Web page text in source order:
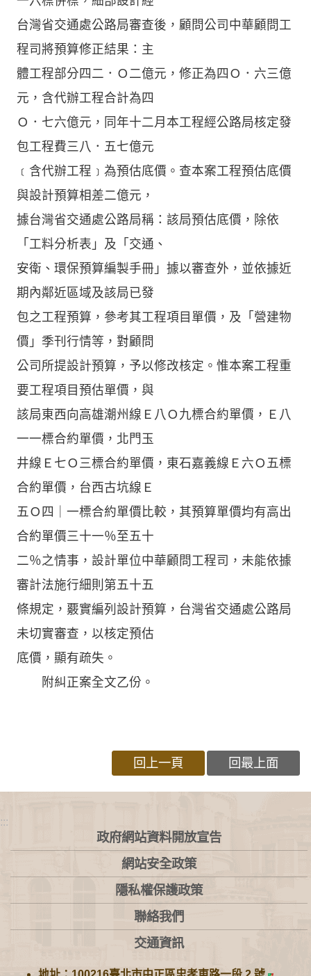
台灣省交通處公路局審查後，顧問公司中華顧問工
程司將預算修正結果：主
體工程部分四二．Ｏ二億元，修正為四Ｏ．六三億
元，含代辦工程合計為四
Ｏ．七六億元，同年十二月本工程經公路局核定發
包工程費三八．五七億元
﹝含代辦工程﹞為預估底價。查本案工程預估底價
與設計預算相差二億元，
據台灣省交通處公路局稱：該局預估底價，除依
「工料分析表」及「交通、
安衛、環保預算編製手冊」據以審查外，並依據近
期內鄰近區域及該局已發
包之工程預算，參考其工程項目單價，及「營建物
價」季刊行情等，對顧問
公司所提設計預算，予以修改核定。惟本案工程重
要工程項目預估單價，與
該局東西向高雄潮州線Ｅ八Ｏ九標合約單價，Ｅ八
一一標合約單價，北門玉
井線Ｅ七Ｏ三標合約單價，東石嘉義線Ｅ六Ｏ五標
合約單價，台西古坑線Ｅ
五Ｏ四｜一標合約單價比較，其預算單價均有高出
合約單價三十一％至五十
二％之情事，設計單位中華顧問工程司，未能依據
審計法施行細則第五十五
條規定，覈實編列設計預算，台灣省交通處公路局
未切實審查，以核定預估
底價，顯有疏失。
附糾正案全文乙份。
回上一頁 回最上面
:::
政府網站資料開放宣告
網站安全政策
隱私權保護政策
聯絡我們
交通資訊